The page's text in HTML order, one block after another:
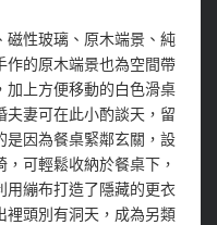
磁性玻璃、原木端景、純
作的原木端景也為空間帶
加上方便移動的白色滑桌
夫妻可在此小酌談天，留
是因為餐桌緊鄰玄關，設
可輕鬆收納於餐桌下，
用繃布打造了隱藏的更衣
裡頭別有洞天，成為另類